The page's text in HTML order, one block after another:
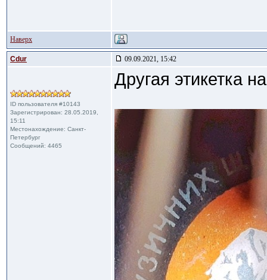
Наверх
Cdur 09.09.2021, 15:42
ID пользователя #10143
Зарегистрирован: 28.05.2019,
15:11
Местонахождение: Санкт-
Петербург
Сообщений: 4465
Другая этикетка